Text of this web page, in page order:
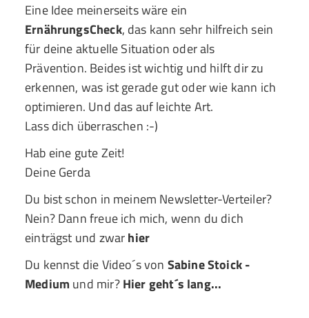
Eine Idee meinerseits wäre ein
ErnährungsCheck, das kann sehr hilfreich sein
für deine aktuelle Situation oder als
Prävention. Beides ist wichtig und hilft dir zu
erkennen, was ist gerade gut oder wie kann ich
optimieren. Und das auf leichte Art.
Lass dich überraschen :-)
Hab eine gute Zeit!
Deine Gerda
Du bist schon in meinem Newsletter-Verteiler?
Nein? Dann freue ich mich, wenn du dich
einträgst und zwarhier
Du kennst die Video´s von Sabine Stoick -
Medium und mir?Hier geht´s lang...